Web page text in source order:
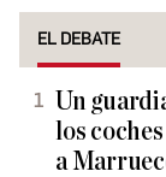
EL DEBATE
Un
los
a